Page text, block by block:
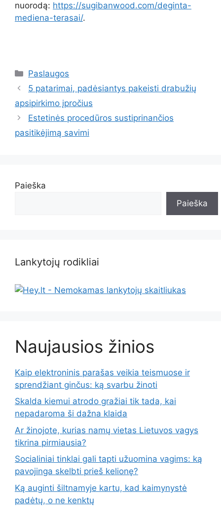
nuorodą: https://sugibanwood.com/deginta-
mediena-terasai/.
Kategorijos
Paslaugos
5 patarimai, padėsiantys pakeisti drabužių
apsipirkimo įpročius
Estetinės procedūros sustiprinančios
pasitikėjimą savimi
Paieška
Paieška
Lankytojų rodikliai
Naujausios žinios
Kaip elektroninis parašas veikia teismuose ir
sprendžiant ginčus: ką svarbu žinoti
Skalda kiemui atrodo gražiai tik tada, kai
nepadaroma ši dažna klaida
Ar žinojote, kurias namų vietas Lietuvos vagys
tikrina pirmiausia?
Socialiniai tinklai gali tapti užuomina vagims: ką
pavojinga skelbti prieš kelionę?
Ką auginti šiltnamyje kartu, kad kaimynystė
padėtų, o ne kenktų